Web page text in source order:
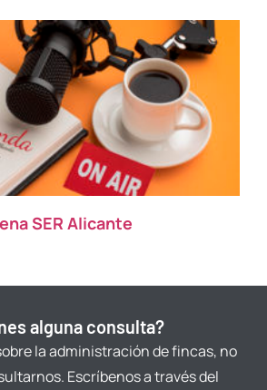
SER Alicante
alguna consulta?
la administración de fincas, no
Escríbenos a través del